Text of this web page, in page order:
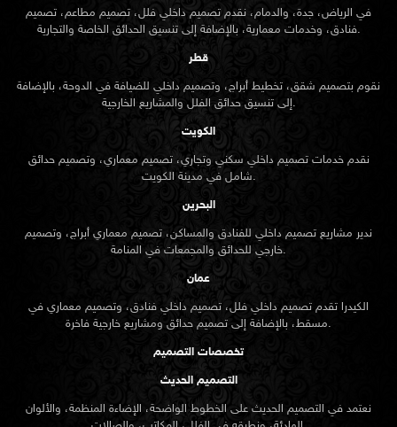
في الرياض، جدة، والدمام، نقدم تصميم داخلي فلل، تصميم مطاعم، تصميم
فنادق، وخدمات معمارية، بالإضافة إلى تنسيق الحدائق الخاصة والتجارية.
قطر
نقوم بتصميم شقق، تخطيط أبراج، وتصميم داخلي للضيافة في الدوحة، بالإضافة
إلى تنسيق حدائق الفلل والمشاريع الخارجية.
الكويت
نقدم خدمات تصميم داخلي سكني وتجاري، تصميم معماري، وتصميم حدائق
شامل في مدينة الكويت.
البحرين
ندير مشاريع تصميم داخلي للفنادق والمساكن، تصميم معماري أبراج، وتصميم
خارجي للحدائق والمجمعات في المنامة.
عمان
الكيدرا تقدم تصميم داخلي فلل، تصميم داخلي فنادق، وتصميم معماري في
مسقط، بالإضافة إلى تصميم حدائق ومشاريع خارجية فاخرة.
تخصصات التصميم
التصميم الحديث
نعتمد في التصميم الحديث على الخطوط الواضحة، الإضاءة المنظمة، والألوان